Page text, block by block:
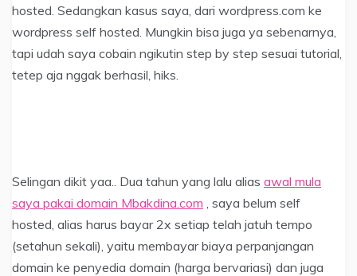
hosted. Sedangkan kasus saya, dari wordpress.com ke
wordpress self hosted. Mungkin bisa juga ya sebenarnya,
tapi udah saya cobain ngikutin step by step sesuai tutorial,
tetep aja nggak berhasil, hiks.
Selingan dikit yaa.. Dua tahun yang lalu alias awal mula
saya pakai domain Mbakdina.com , saya belum self
hosted, alias harus bayar 2x setiap telah jatuh tempo
(setahun sekali), yaitu membayar biaya perpanjangan
domain ke penyedia domain (harga bervariasi) dan juga